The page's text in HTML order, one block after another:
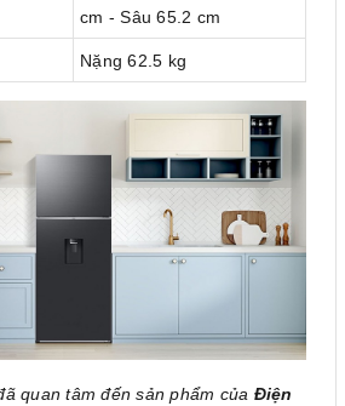
cm - Sâu 65.2 cm
Nặng 62.5 kg
quan tâm đến sản phẩm của Điện